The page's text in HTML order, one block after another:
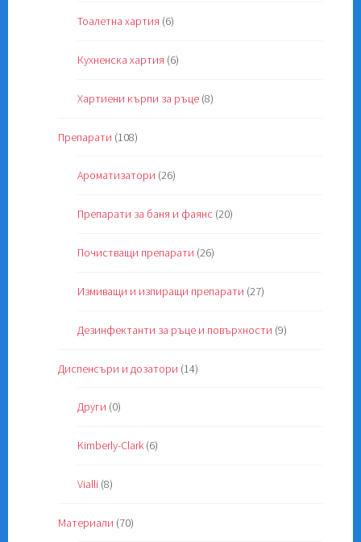
Тоалетна хартия (6)
Кухненска хартия (6)
Хартиени кърпи за ръце (8)
Препарати (108)
Ароматизатори (26)
Препарати за баня и фаянс (20)
Почистващи препарати (26)
Измиващи и изпиращи препарати (27)
Дезинфектанти за ръце и повърхности (9)
Диспенсъри и дозатори (14)
Други (0)
Kimberly-Clark (6)
Vialli (8)
Материали (70)